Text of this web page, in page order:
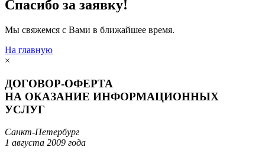
Спасибо за заявку!
Мы свяжемся с Вами в ближайшее время.
На главную
×
ДОГОВОР-ОФЕРТА
НА ОКАЗАНИЕ ИНФОРМАЦИОННЫХ
УСЛУГ
Санкт-Петербург
1 августа 2009 года